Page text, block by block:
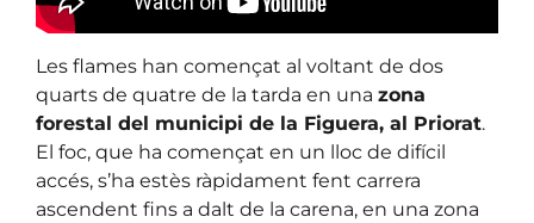
Les flames han començat al voltant de dos
quarts de quatre de la tarda en una zona
forestal del municipi de la Figuera, al Priorat.
El foc, que ha començat en un lloc de difícil
accés, s’ha estès ràpidament fent carrera
ascendent fins a dalt de la carena, en una zona